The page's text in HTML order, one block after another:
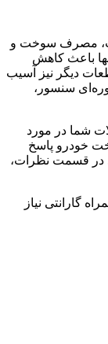
مصرف سوخت و
باعث کاهش
دیگر نیز آسیب
سنسور،
شما در مورد
خودرو پاسخ
در قسمت نظرات،
گارانتی نیاز